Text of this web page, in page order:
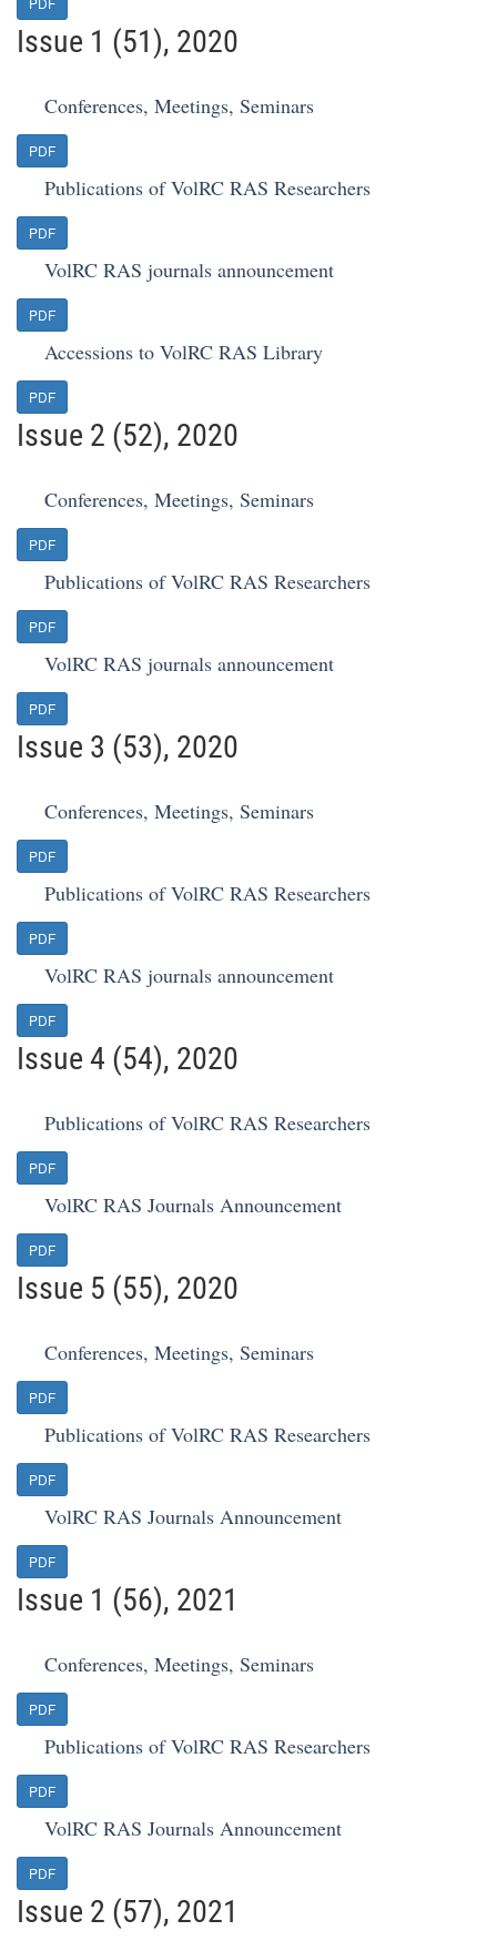
Issue 1 (51), 2020
Conferences, Meetings, Seminars
PDF
Publications of VolRC RAS Researchers
PDF
VolRC RAS journals announcement
PDF
Accessions to VolRC RAS Library
PDF
Issue 2 (52), 2020
Conferences, Meetings, Seminars
PDF
Publications of VolRC RAS Researchers
PDF
VolRC RAS journals announcement
PDF
Issue 3 (53), 2020
Conferences, Meetings, Seminars
PDF
Publications of VolRC RAS Researchers
PDF
VolRC RAS journals announcement
PDF
Issue 4 (54), 2020
Publications of VolRC RAS Researchers
PDF
VolRC RAS Journals Announcement
PDF
Issue 5 (55), 2020
Conferences, Meetings, Seminars
PDF
Publications of VolRC RAS Researchers
PDF
VolRC RAS Journals Announcement
PDF
Issue 1 (56), 2021
Conferences, Meetings, Seminars
PDF
Publications of VolRC RAS Researchers
PDF
VolRC RAS Journals Announcement
PDF
Issue 2 (57), 2021